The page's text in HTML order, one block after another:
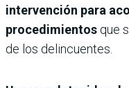
intervención para
procedimientos que
de los delincuentes.